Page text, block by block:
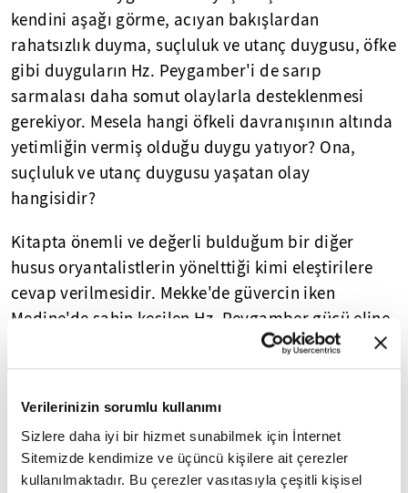
Verilerinizin sorumlu kullanımı
Sizlere daha iyi bir hizmet sunabilmek için İnternet
Sitemizde kendimize ve üçüncü kişilere ait çerezler
kullanılmaktadır. Bu çerezler vasıtasıyla çeşitli kişisel
kendini aşağı görme, acıyan bakışlardan
rahatsızlık duyma, suçluluk ve utanç duygusu, öfke
gibi duyguların Hz. Peygamber'i de sarıp
sarmalası daha somut olaylarla desteklenmesi
gerekiyor. Mesela hangi öfkeli davranışının altında
yetimliğin vermiş olduğu duygu yatıyor? Ona,
suçluluk ve utanç duygusu yaşatan olay
hangisidir?
Kitapta önemli ve değerli bulduğum bir diğer
husus oryantalistlerin yönelttiği kimi eleştirilere
cevap verilmesidir. Mekke'de güvercin iken
Medine'de şahin kesilen Hz. Peygamber gücü eline
geçirince değiştiği iddialarının doğruluğunu
sorgulaması ve öyle olmadığını örnekler vererek ve
Yetimlik meselesinden çıkarak İslam'ın yayılışını
değerlendirmek hiç şüphesiz bize farklı bakış